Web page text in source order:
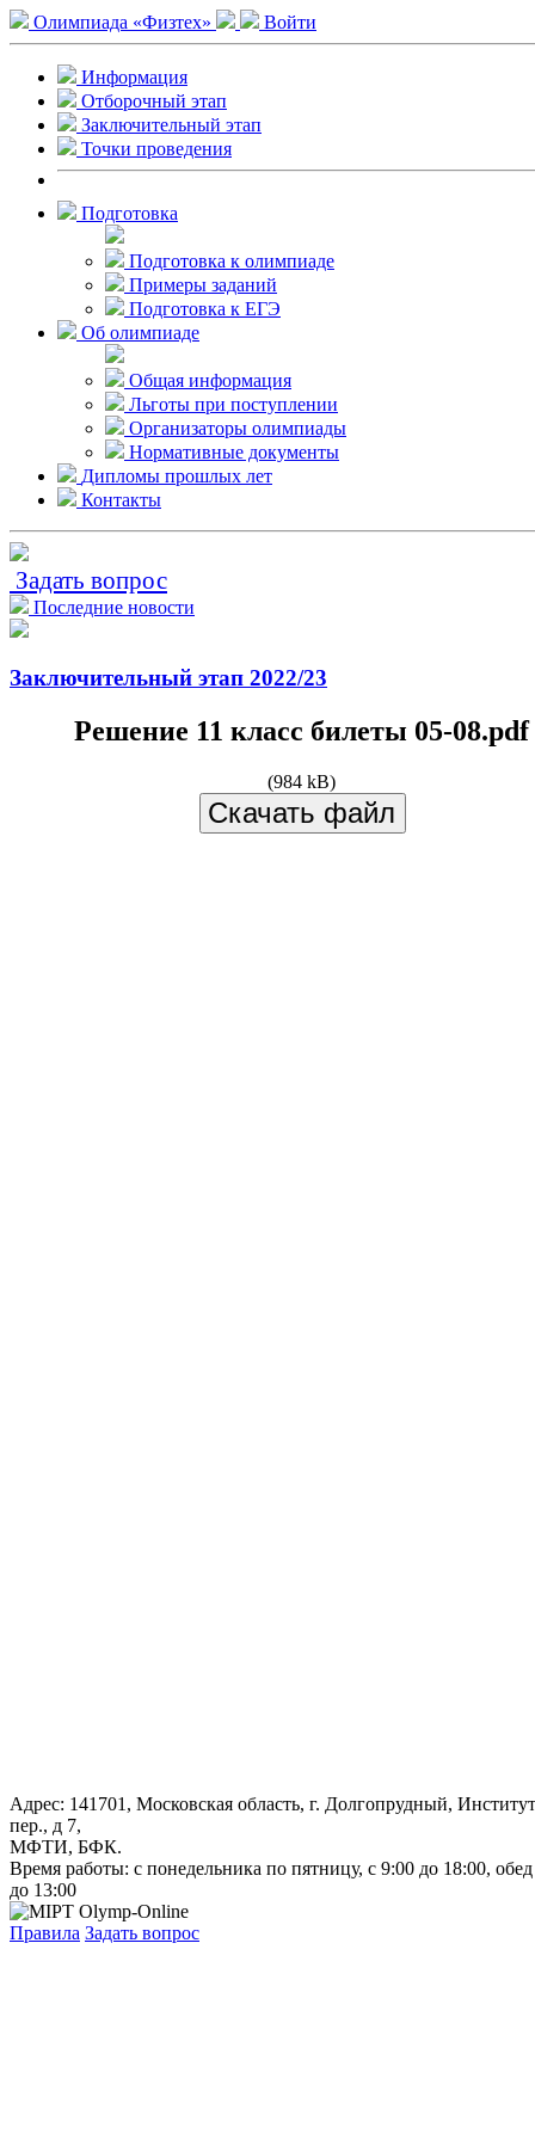
Олимпиада «Физтех» Войти
Информация
Отборочный этап
Заключительный этап
Точки проведения
Подготовка
Подготовка к олимпиаде
Примеры заданий
Подготовка к ЕГЭ
Об олимпиаде
Общая информация
Льготы при поступлении
Организаторы олимпиады
Нормативные документы
Дипломы прошлых лет
Контакты
Задать вопрос
Последние новости
Заключительный этап 2022/23
Решение 11 класс билеты 05-08.pdf
(984 kB)
Скачать файл
Адрес: 141701, Московская область, г. Долгопрудный,
пер., д 7,
МФТИ, БФК.
Время работы: с понедельника по пятницу, с 9:00 до 18:00,
до 13:00
Правила Задать вопрос